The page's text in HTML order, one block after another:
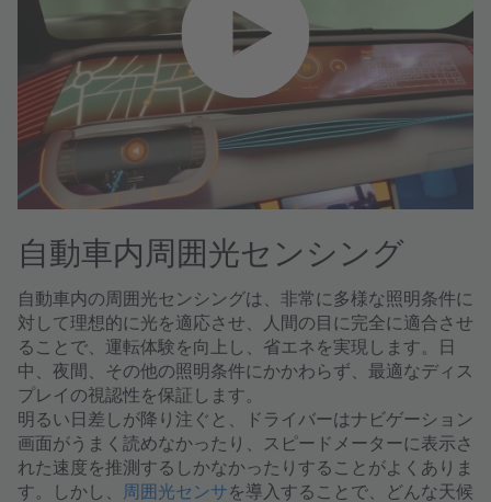
自動車内周囲光センシング
自動車内の周囲光センシングは、非常に多様な照明条件に
対して理想的に光を適応させ、人間の目に完全に適合させ
ることで、運転体験を向上し、省エネを実現します。日
中、夜間、その他の照明条件にかかわらず、最適なディス
プレイの視認性を保証します。
明るい日差しが降り注ぐと、ドライバーはナビゲーション
画面がうまく読めなかったり、スピードメーターに表示さ
れた速度を推測するしかなかったりすることがよくありま
す。しかし、 周囲光センサを導入することで、どんな天候